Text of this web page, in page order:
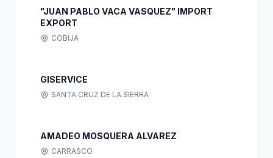
"JUAN PABLO VACA VASQUEZ" IMPORT
EXPORT
COBIJA
GISERVICE
SANTA CRUZ DE LA SIERRA
AMADEO MOSQUERA ALVAREZ
CARRASCO